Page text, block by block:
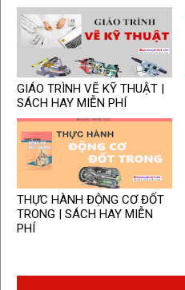
GIÁO TRÌNH VẼ KỸ THUẬT |
SÁCH HAY MIỄN PHÍ
THỰC HÀNH ĐỘNG CƠ ĐỐT
TRONG | SÁCH HAY MIỄN
PHÍ